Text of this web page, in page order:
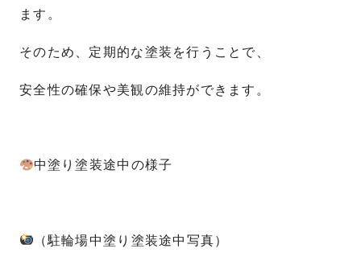
ます。
そのため、定期的な塗装を行うことで、
安全性の確保や美観の維持ができます。
中塗り塗装途中の様子
（駐輪場中塗り塗装途中写真）